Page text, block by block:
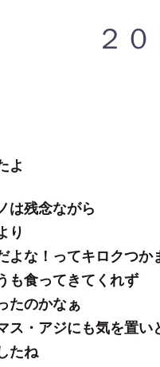
２
よ
は残念ながら
り
よな！ってキロクつか
も食ってきてくれず
たのかなぁ
ス・アジにも気を置い
たね